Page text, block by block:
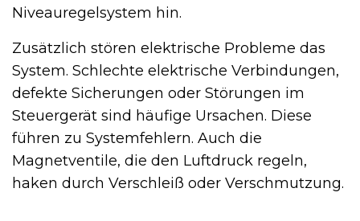
Niveauregelsystem hin.
Zusätzlich stören elektrische Probleme das
System. Schlechte elektrische Verbindungen,
defekte Sicherungen oder Störungen im
Steuergerät sind häufige Ursachen. Diese
führen zu Systemfehlern. Auch die
Magnetventile, die den Luftdruck regeln,
haken durch Verschleiß oder Verschmutzung.